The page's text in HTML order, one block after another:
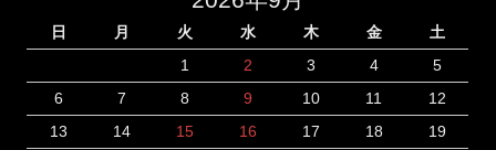
日 月 火 水 木 金
土
1
2 3 4
5
6
7 8 9 10 11
12
13
14 15 16 17 18
19